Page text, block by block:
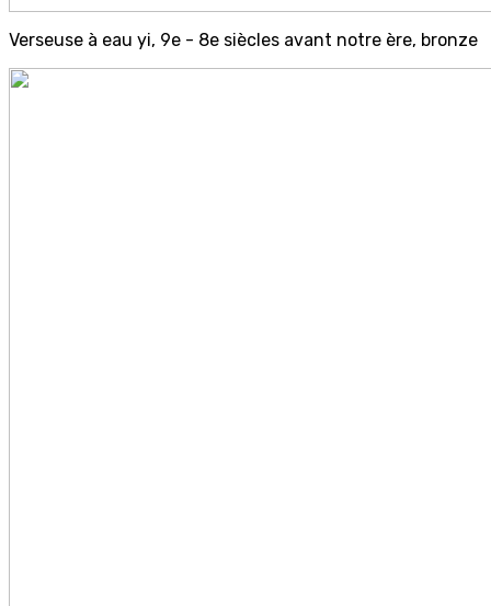
Verseuse à eau yi, 9e - 8e siècles avant notre ère, bronze